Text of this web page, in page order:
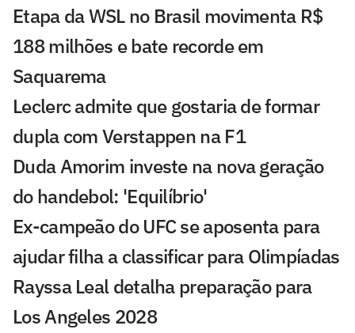
Etapa da WSL no Brasil movimenta R$
188 milhões e bate recorde em
Saquarema
Leclerc admite que gostaria de formar
dupla com Verstappen na F1
Duda Amorim investe na nova geração
do handebol: 'Equilíbrio'
Ex-campeão do UFC se aposenta para
ajudar filha a classificar para Olimpíadas
Rayssa Leal detalha preparação para
Los Angeles 2028